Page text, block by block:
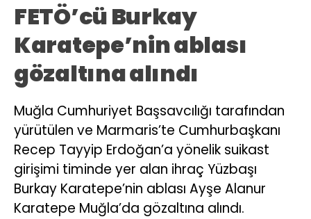
FETÖ’cü Burkay
Karatepe’nin ablası
gözaltına alındı
Muğla Cumhuriyet Başsavcılığı tarafından
yürütülen ve Marmaris’te Cumhurbaşkanı
Recep Tayyip Erdoğan’a yönelik suikast
girişimi timinde yer alan ihraç Yüzbaşı
Burkay Karatepe’nin ablası Ayşe Alanur
Karatepe Muğla’da gözaltına alındı.